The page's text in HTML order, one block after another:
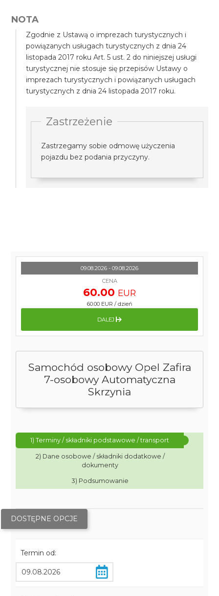
NOTA
Zgodnie z Ustawą o imprezach turystycznych i
powiązanych usługach turystycznych z dnia 24
listopada 2017 roku Art. 5 ust. 2 do niniejszej usługi
turystycznej nie stosuje się przepisów Ustawy o
imprezach turystycznych i powiązanych usługach
turystycznych z dnia 24 listopada 2017 roku.
Zastrzeżenie
Zastrzegamy sobie odmowę użyczenia
pojazdu bez podania przyczyny.
Samochód osobowy Opel Zafira
7-osobowy Automatyczna
Skrzynia
1) Terminy / składniki podstawowe / transport
2) Dane osobowe / składniki dodatkowe /
dokumenty
3) Podsumowanie
DOSTĘPNE OPCJE
Termin od:
09.08.2026 - 09.08.2026
CENA
60.00 EUR
60.00 EUR / dzień
DALEJ